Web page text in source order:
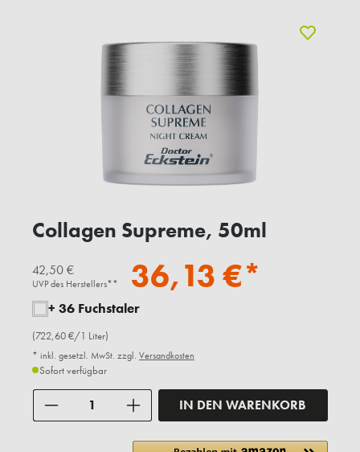
Collagen Supreme, 50ml
42,50 €
UVP des Herstellers** 36,13 €*
+ 36 Fuchstaler
(722,60 €/1 Liter)
* inkl. gesetzl. MwSt. zzgl. Versandkosten
Sofort verfügbar
IN DEN WARENKORB